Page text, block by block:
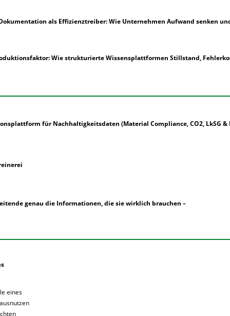
als Effizienztreiber: Wie Unternehmen Aufwand senken
Wie strukturierte Wissensplattformen Stillstand,
für Nachhaltigkeitsdaten (Material Compliance, CO2, LkSG &
genau die Informationen, die sie wirklich brauchen –
eines